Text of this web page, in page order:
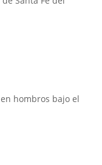
hombros bajo el